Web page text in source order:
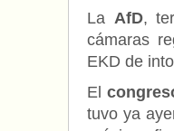
La AfD,
cámaras
EKD de
El
tuvo ya